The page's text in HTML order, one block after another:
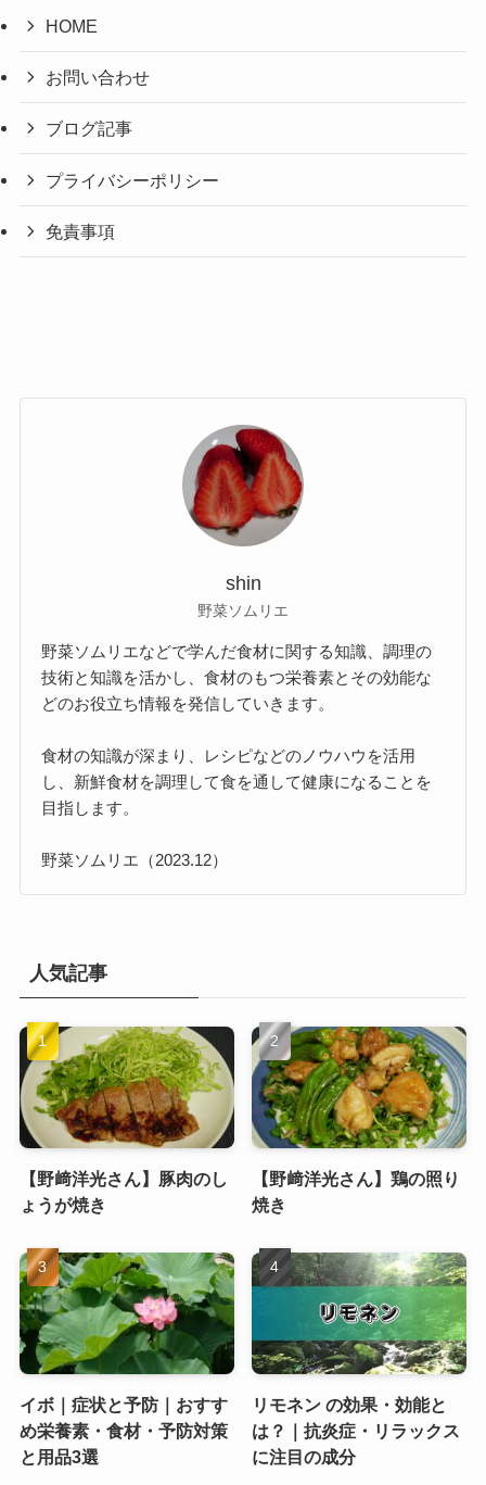
HOME
お問い合わせ
ブログ記事
プライバシーポリシー
免責事項
shin
野菜ソムリエ
野菜ソムリエなどで学んだ食材に関する知識、調理の
技術と知識を活かし、食材のもつ栄養素とその効能な
どのお役立ち情報を発信していきます。
食材の知識が深まり、レシピなどのノウハウを活用
し、新鮮食材を調理して食を通して健康になることを
目指します。
野菜ソムリエ（2023.12）
人気記事
【野﨑洋光さん】豚肉のし
ょうが焼き
【野﨑洋光さん】鶏の照り
焼き
イボ｜症状と予防｜おすす
め栄養素・食材・予防対策
と用品3選
リモネン の効果・効能と
は？｜抗炎症・リラックス
に注目の成分